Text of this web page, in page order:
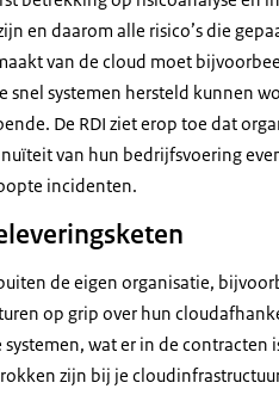
en daarom alle risico’s die
van de cloud moet
snel systemen hersteld kunnen
De RDI ziet erop toe dat
van hun bedrijfsvoering
incidenten.
de eigen organisatie,
op grip over hun
wat er in de contracten
zijn bij je